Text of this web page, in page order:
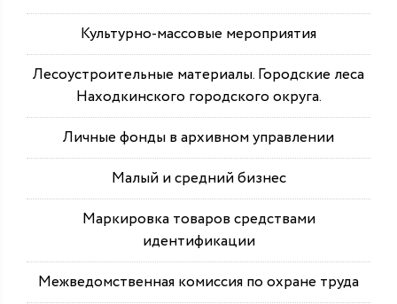
Культурно-массовые мероприятия
Лесоустроительные материалы. Городские леса
Находкинского городского округа.
Личные фонды в архивном управлении
Малый и средний бизнес
Маркировка товаров средствами
идентификации
Межведомственная комиссия по охране труда